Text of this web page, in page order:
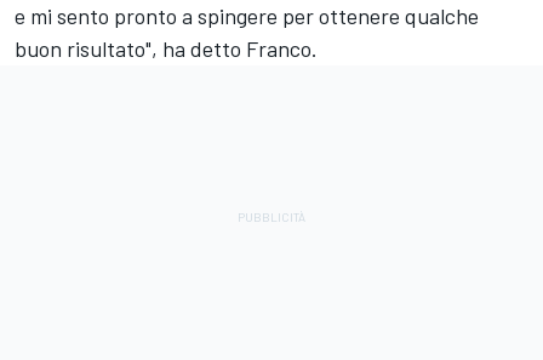
e mi sento pronto a spingere per ottenere qualche
buon risultato", ha detto Franco.